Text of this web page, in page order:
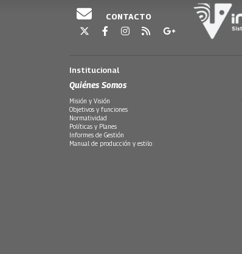
CONTACTO
Institucional
Quiénes Somos
Misión y Visión
Objetivos y funciones
Normatividad
Políticas y Planes
Informes de Gestión
Manual de producción y estilo